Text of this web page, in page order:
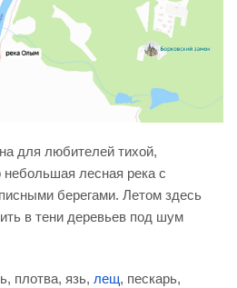
для любителей тихой,
лесная река с
берегами. Летом здесь
в тени деревьев под шум
плотва, язь, лещ, пескарь,